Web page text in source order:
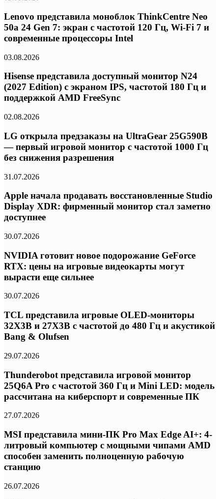
Lenovo представила моноблок ThinkCentre Neo
50a 24 Gen 7: экран с частотой 120 Гц, Wi-Fi 7 и
современные процессоры Intel
03.08.2026
Hisense представила доступный монитор N24
(2027 Edition) с экраном IPS, частотой 180 Гц и
поддержкой AMD FreeSync
02.08.2026
LG открыла предзаказы на UltraGear 25G590B
— первый игровой монитор с частотой 1000 Гц
без снижения разрешения
31.07.2026
Apple начала продавать восстановленные Studio
Display XDR: фирменный монитор стал заметно
доступнее
30.07.2026
NVIDIA готовит новое подорожание GeForce
RTX: цены на игровые видеокарты могут
вырасти еще сильнее
30.07.2026
TCL представила игровые OLED-мониторы
32X3B и 27X3B с частотой до 480 Гц и акустикой
Bang & Olufsen
29.07.2026
Thunderobot представила игровой монитор
25Q6A Pro с частотой 360 Гц и Mini LED: модель
рассчитана на киберспорт и современные ПК
27.07.2026
MSI представила мини-ПК Pro Max Edge AI+: 4-
литровый компьютер с мощными чипами AMD
способен заменить полноценную рабочую
станцию
26.07.2026